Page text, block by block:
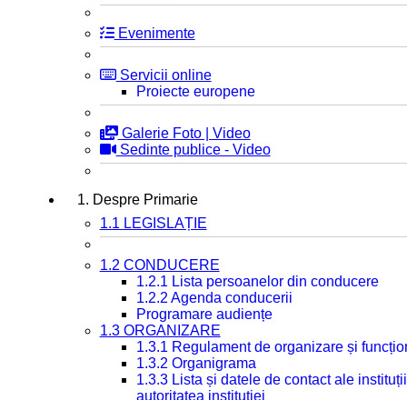
Evenimente
Servicii online
Proiecte europene
Galerie Foto | Video
Sedinte publice - Video
1. Despre Primarie
1.1 LEGISLAȚIE
1.2 CONDUCERE
1.2.1 Lista persoanelor din conducere
1.2.2 Agenda conducerii
Programare audiențe
1.3 ORGANIZARE
1.3.1 Regulament de organizare și
1.3.2 Organigrama
1.3.3 Lista și datele de contact ale
autoritatea instituției